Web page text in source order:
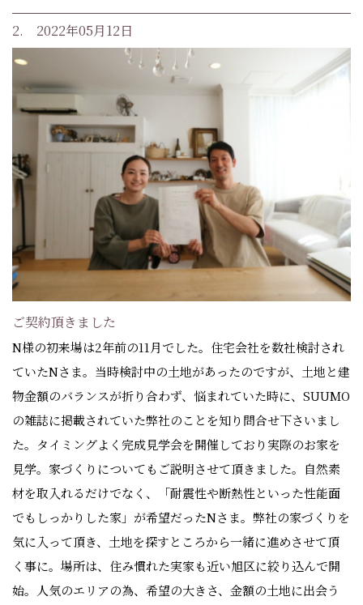
2. 2022年05月12日
ご契約頂きました
N様の初来場は2年前の11月でした。住宅会社を数社検討され
ていたNさま。当時検討中の土地があったのですが、土地と建
物金額のバランスが折り合わず、悩まれていた時に、SUUMO
の雑誌に掲載されていた弊社のことを知り問合せ下さいまし
た。タイミングよく完成見学会を開催しており実際のお家を
見学。家づくりについてもご説明させて頂きました。自然素
材を取入れるだけでなく、「耐震性や断熱性といった性能面
でもしっかりした家」が希望だったNさま。弊社の家づくりを
気に入って頂き、土地を探すところから一緒に進めさせて頂
く事に。場所は、住み慣れた実家も近い旭区に絞り込んで開
始。人気のエリアの為、希望の大きさ、金額の土地に出会う